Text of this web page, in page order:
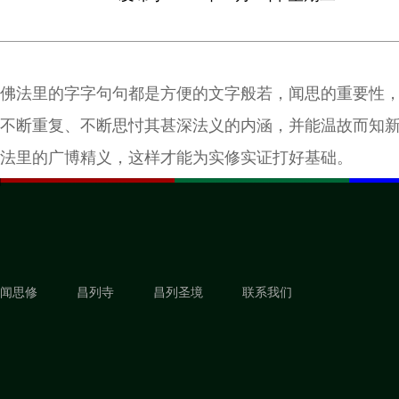
佛法里的字字句句都是方便的文字般若，闻思的重要性
不断重复、不断思忖其甚深法义的内涵，并能温故而知
法里的广博精义，这样才能为实修实证打好基础。
闻思修 昌列寺 昌列圣境 联系我们